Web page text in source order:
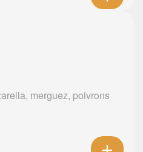
merguez, poivrons